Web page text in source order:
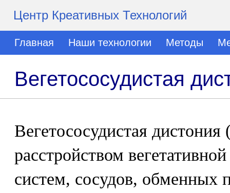
Центр Креативных Технологий
Главная Наши технологии Методы
Вегетососудистая
Вегетососудистая
расстройством
систем, сосудов, обменных